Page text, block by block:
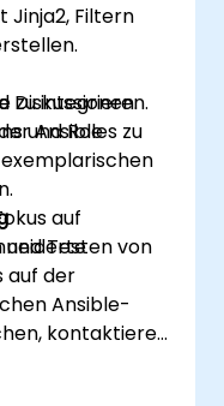
Jinja2, Filtern
zu integrieren.
und Roles zu
Ansible
auf
Testen von
auf der
Ansible-
kontaktieren